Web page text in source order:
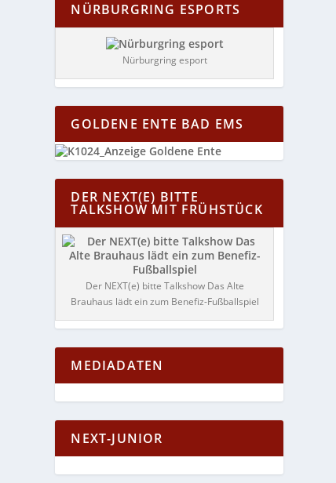
NÜRBURGRING ESPORTS
Nürburgring esport
GOLDENE ENTE BAD EMS
DER NEXT(E) BITTE
TALKSHOW MIT FRÜHSTÜCK
Der NEXT(e) bitte Talkshow Das Alte
Brauhaus lädt ein zum Benefiz-Fußballspiel
MEDIADATEN
NEXT-JUNIOR